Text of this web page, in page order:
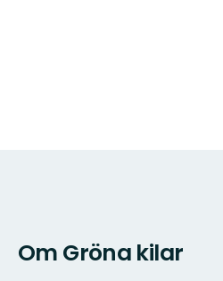
Om Gröna kilar